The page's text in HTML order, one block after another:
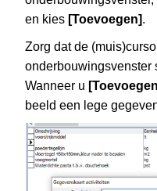
en kies [Toevoegen].
Zorg dat de
onderbouwingsvenster
Wanneer u
beeld een lege